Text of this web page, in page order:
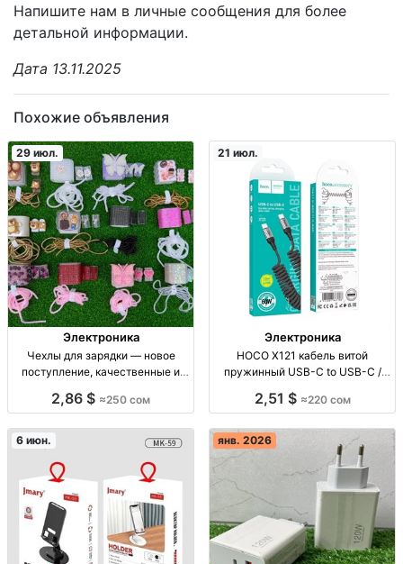
Напишите нам в личные сообщения для более
детальной информации.
Дата 13.11.2025
Похожие объявления
29 июл.
Электроника
Чехлы для зарядки — новое
поступление, качественные и
Сторе чехол на зарядку, сотовые
дизайн; опт/розница; цена 250
2,86 $ ≈250 сом
21 июл.
Электроника
HOCO X121 кабель витой
пружинный USB-C to USB-C /
оплетка витой/пружинный
C/Lightning, заряд+data, нейлон
оплетка, металл коннект
2,51 $ ≈220 сом
6 июн. янв. 2026